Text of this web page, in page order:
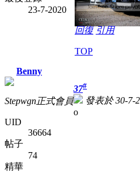
23-7-2020
回復 引用
TOP
Benny
Stepwgn正式會員
UID
36664
帖子
74
精華
37#
發表於 30-7-
o